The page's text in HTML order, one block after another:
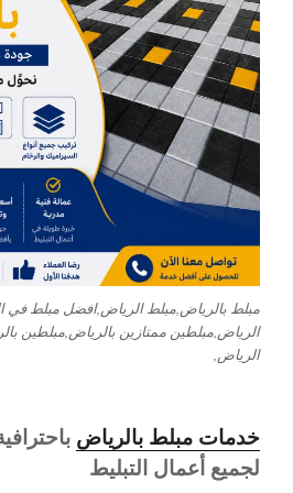
مبلط بالرياض,مبلط الرياض,افضل مبلط
الرياض,مبلطين ممتازين بالرياض,مبلطين
الرياض,
خدمات مبلط بالرياض
لجميع أعمال التبليط